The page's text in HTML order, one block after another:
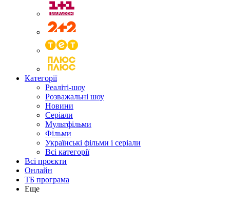
Категорії
Реаліті-шоу
Розважальні шоу
Новини
Серіали
Мультфільми
Фільми
Українські фільми і серіали
Всі категорії
Всі проєкти
Онлайн
ТБ програма
Еще